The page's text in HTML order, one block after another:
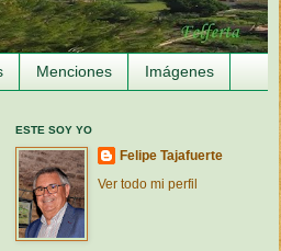
Menciones Imágenes
ESTE SOY YO
Felipe Tajafuerte
Ver todo mi perfil